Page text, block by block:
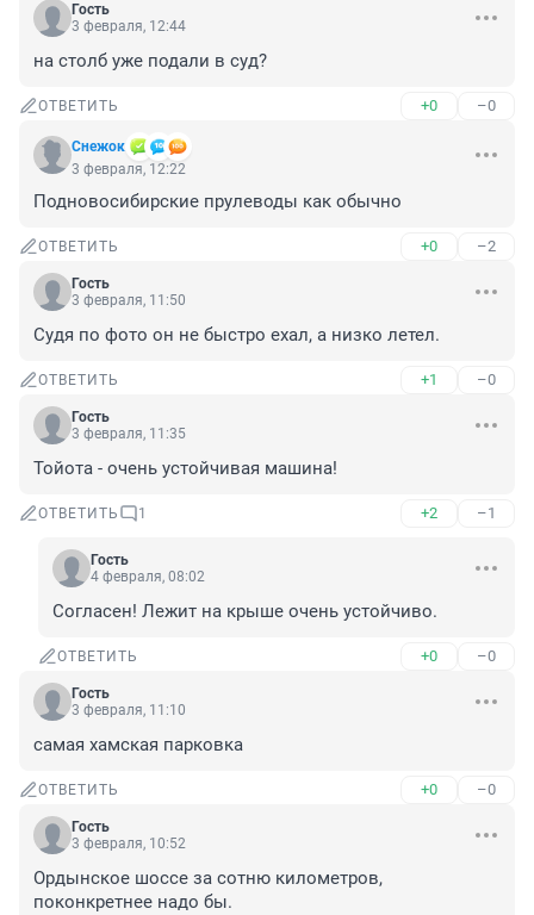
Гость
3 февраля, 12:44
на столб уже подали в суд?
ОТВЕТИТЬ +0 –0
Снежoк
3 февраля, 12:22
Подновосибирские прулеводы как обычно
ОТВЕТИТЬ +0 –2
Гость
3 февраля, 11:50
Судя по фото он не быстро ехал, а низко летел.
ОТВЕТИТЬ +1 –0
Гость
3 февраля, 11:35
Тойота - очень устойчивая машина!
ОТВЕТИТЬ 1 +2 –1
Гость
4 февраля, 08:02
Согласен! Лежит на крыше очень устойчиво.
ОТВЕТИТЬ +0 –0
Гость
3 февраля, 11:10
самая хамская парковка
ОТВЕТИТЬ +0 –0
Гость
3 февраля, 10:52
Ордынское шоссе за сотню километров,
поконкретнее надо бы.